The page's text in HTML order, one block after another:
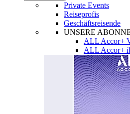
Private Events
Reiseprofis
Geschäftsreisende
UNSERE
ALL Accor+
ALL Accor+